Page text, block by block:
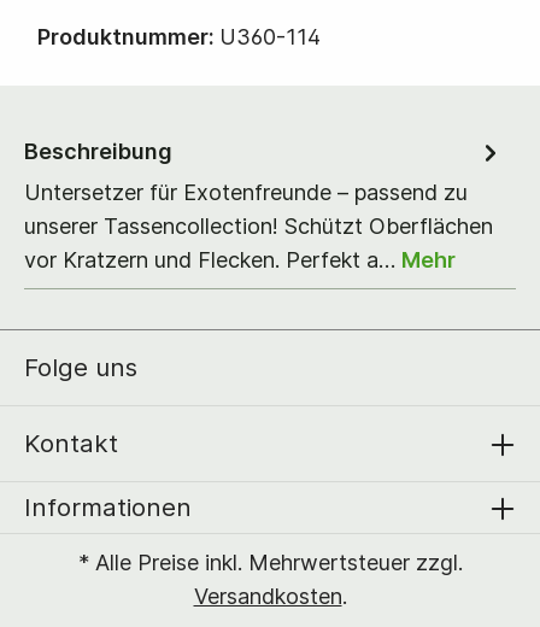
Produktnummer: U360-114
Beschreibung
Untersetzer für Exotenfreunde – passend zu
unserer Tassencollection! Schützt Oberflächen
vor Kratzern und Flecken. Perfekt a… Mehr
Kontakt
Folge uns
Informationen
* Alle Preise inkl. Mehrwertsteuer zzgl.
Versandkosten.